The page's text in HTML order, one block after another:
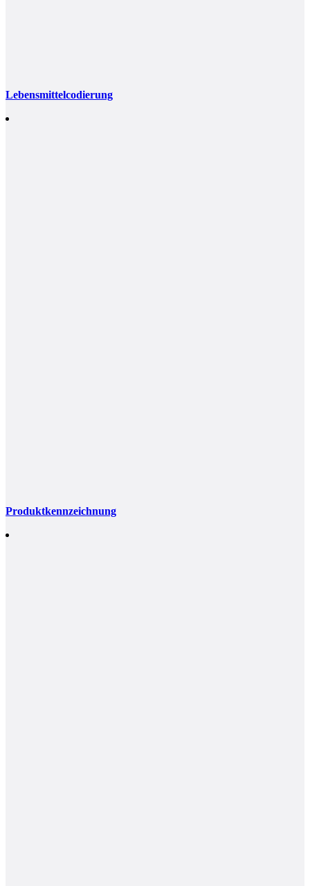
Lebensmittelcodierung
Produktkennzeichnung